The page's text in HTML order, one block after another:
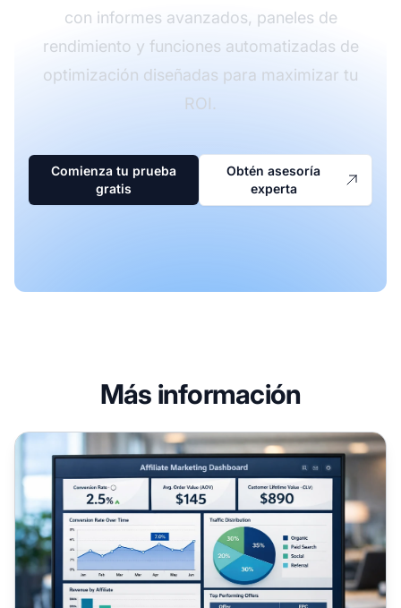
con informes avanzados, paneles de
rendimiento y funciones automatizadas de
optimización diseñadas para maximizar tu
ROI.
Comienza tu prueba
gratis
Obtén asesoría
experta
Más información
KPIs esenciales para el éxito del marketing de afiliados